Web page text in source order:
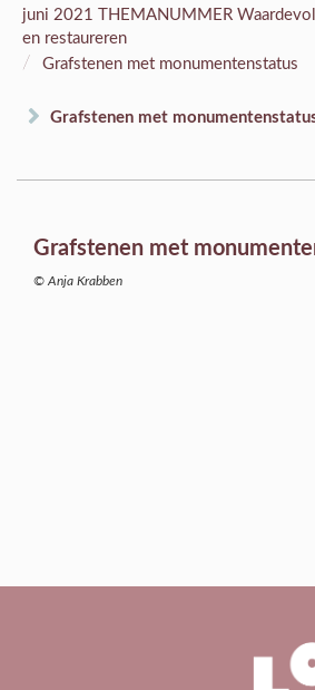
juni 2021 THEMANUMMER
en restaureren
/ Grafstenen met monumentenstatus
Grafstenen met
Grafstenen met
© Anja Krabben